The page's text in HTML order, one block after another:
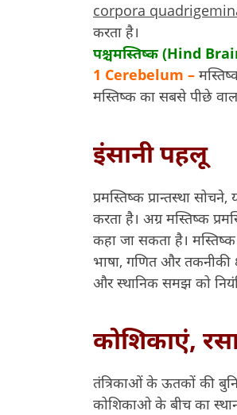
corpora
करता है।
पश्चमस्तिष्क (Hind
1 Cerebelum –
मस्तिष्क का सबसे पीछे
इंसानी पहलू
प्रमस्तिष्क प्रान्तस्था
करता है। अग्र मस्तिष्क
कहा जा सकता है। मस्तिष्क
भाषा, गणित और तकनीकी
और स्थानिक समझ को
कोशिकाएं,
तंत्रिकाओं के ऊतकों की
कोशिकाओ के बीच का